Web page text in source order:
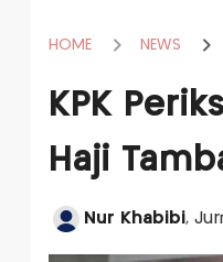
HOME NEWS
KPK
Haji
Nur Khabibi,